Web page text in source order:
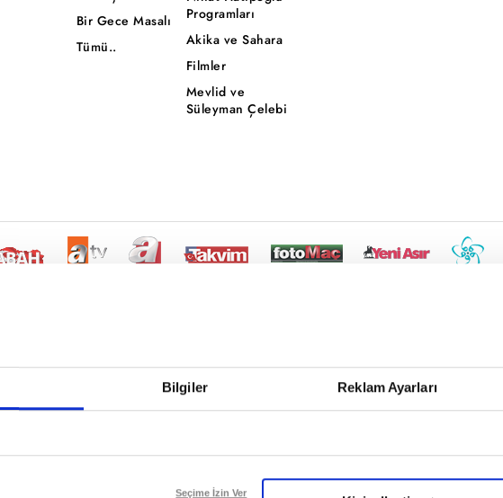
Bilgiler Reklam Ayarları
Reddet
Seçime İzin Ver
Bir Gece Masalı
Tümü..
Programları
Akika ve Sahara
Filmler
Mevlid ve
Süleyman Çelebi